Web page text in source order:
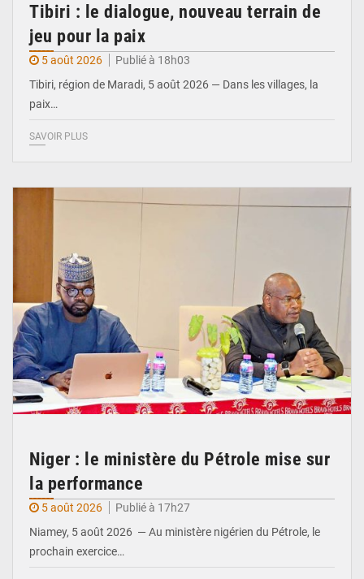
Tibiri : le dialogue, nouveau terrain de
jeu pour la paix
5 août 2026
Publié à 18h03
Tibiri, région de Maradi, 5 août 2026 — Dans les villages, la
paix…
SAVOIR PLUS
Niger : le ministère du Pétrole mise sur
la performance
5 août 2026
Publié à 17h27
Niamey, 5 août 2026 — Au ministère nigérien du Pétrole, le
prochain exercice…